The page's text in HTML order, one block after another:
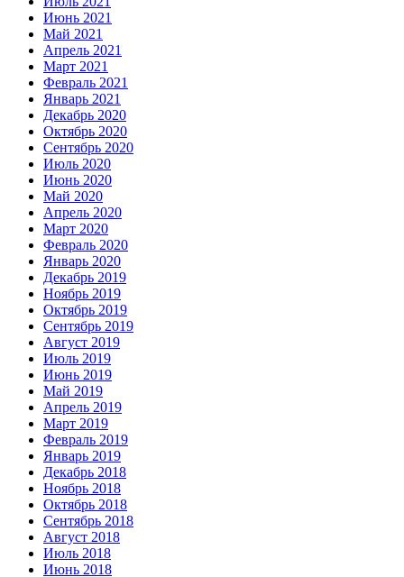
Июнь 2021
Май 2021
Апрель 2021
Март 2021
Февраль 2021
Январь 2021
Декабрь 2020
Октябрь 2020
Сентябрь 2020
Июль 2020
Июнь 2020
Май 2020
Апрель 2020
Март 2020
Февраль 2020
Январь 2020
Декабрь 2019
Ноябрь 2019
Октябрь 2019
Сентябрь 2019
Август 2019
Июль 2019
Июнь 2019
Май 2019
Апрель 2019
Март 2019
Февраль 2019
Январь 2019
Декабрь 2018
Ноябрь 2018
Октябрь 2018
Сентябрь 2018
Август 2018
Июль 2018
Июнь 2018